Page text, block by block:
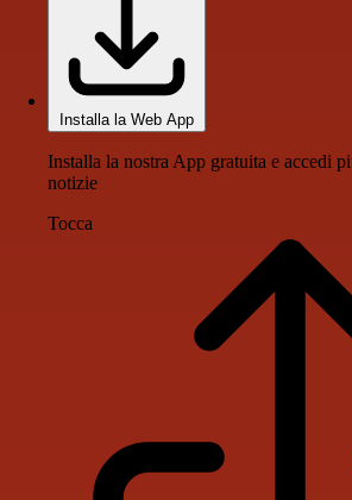
Installa la Web App
Installa la nostra App gratuita e accedi
notizie
Tocca